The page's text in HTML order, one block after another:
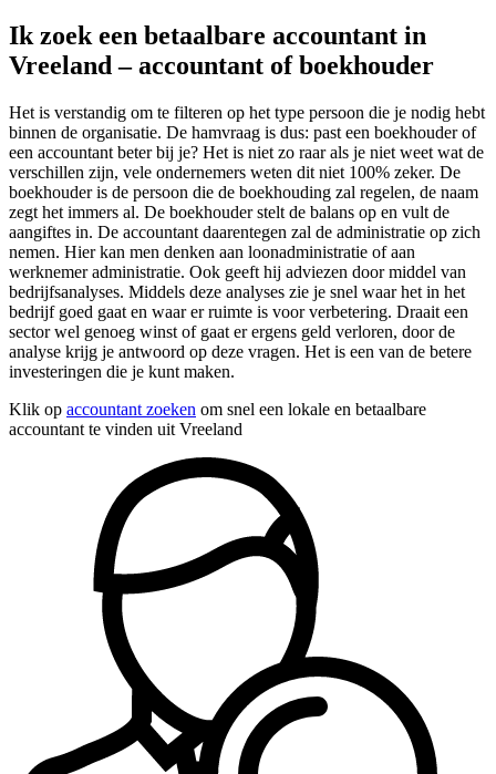
Ik zoek een betaalbare accountant in
Vreeland – accountant of boekhouder
Het is verstandig om te filteren op het type persoon die je nodig hebt
binnen de organisatie. De hamvraag is dus: past een boekhouder of
een accountant beter bij je? Het is niet zo raar als je niet weet wat de
verschillen zijn, vele ondernemers weten dit niet 100% zeker. De
boekhouder is de persoon die de boekhouding zal regelen, de naam
zegt het immers al. De boekhouder stelt de balans op en vult de
aangiftes in. De accountant daarentegen zal de administratie op zich
nemen. Hier kan men denken aan loonadministratie of aan
werknemer administratie. Ook geeft hij adviezen door middel van
bedrijfsanalyses. Middels deze analyses zie je snel waar het in het
bedrijf goed gaat en waar er ruimte is voor verbetering. Draait een
sector wel genoeg winst of gaat er ergens geld verloren, door de
analyse krijg je antwoord op deze vragen. Het is een van de betere
investeringen die je kunt maken.
Klik op accountant zoeken om snel een lokale en betaalbare
accountant te vinden uit Vreeland